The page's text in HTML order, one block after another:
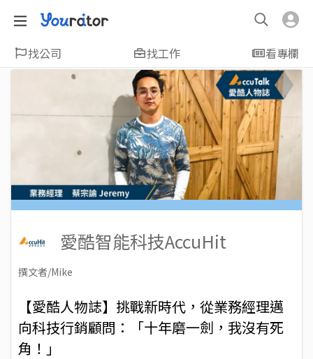
找公司 找工作 看專欄
愛酷智能科技AccuHit
撰文者/Mike
【愛酷人物誌】挑戰新時代，從業務經理邁
向科技行銷顧問：「十年磨一劍，我沒有死
角！」